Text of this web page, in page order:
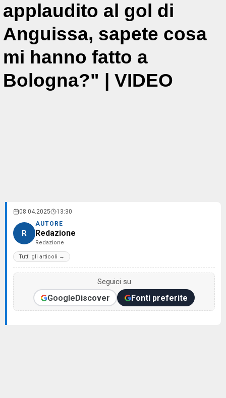
applaudito al gol di
Anguissa, sapete cosa
mi hanno fatto a
Bologna?" | VIDEO
08.04.2025 13:30
R
AUTORE
Redazione
Redazione
Tutti gli articoli →
Seguici su
GoogleDiscover Fonti preferite